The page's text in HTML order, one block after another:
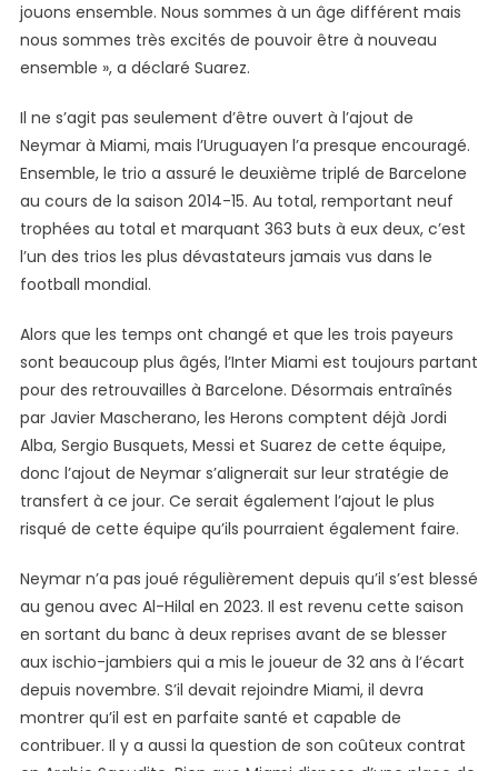
Miami
jouons ensemble. Nous sommes à un âge différent mais
nous sommes très excités de pouvoir être à nouveau
ensemble », a déclaré Suarez.
Il ne s’agit pas seulement d’être ouvert à l’ajout de
Neymar à Miami, mais l’Uruguayen l’a presque encouragé.
Ensemble, le trio a assuré le deuxième triplé de Barcelone
au cours de la saison 2014-15. Au total, remportant neuf
trophées au total et marquant 363 buts à eux deux, c’est
l’un des trios les plus dévastateurs jamais vus dans le
football mondial.
Alors que les temps ont changé et que les trois payeurs
sont beaucoup plus âgés, l’Inter Miami est toujours partant
pour des retrouvailles à Barcelone. Désormais entraînés
par Javier Mascherano, les Herons comptent déjà Jordi
Alba, Sergio Busquets, Messi et Suarez de cette équipe,
donc l’ajout de Neymar s’alignerait sur leur stratégie de
transfert à ce jour. Ce serait également l’ajout le plus
risqué de cette équipe qu’ils pourraient également faire.
Neymar n’a pas joué régulièrement depuis qu’il s’est blessé
au genou avec Al-Hilal en 2023. Il est revenu cette saison
en sortant du banc à deux reprises avant de se blesser
aux ischio-jambiers qui a mis le joueur de 32 ans à l’écart
depuis novembre. S’il devait rejoindre Miami, il devra
montrer qu’il est en parfaite santé et capable de
contribuer. Il y a aussi la question de son coûteux contrat